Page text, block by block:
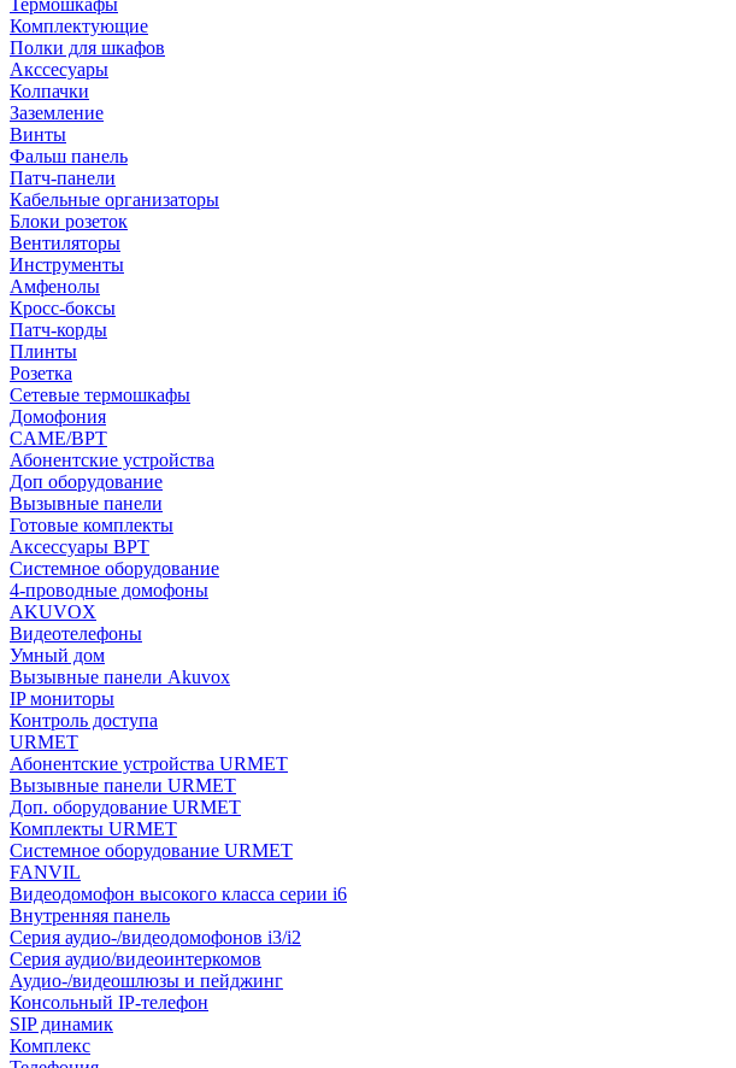
Термошкафы
Комплектующие
Полки для шкафов
Акссесуары
Колпачки
Заземление
Винты
Фальш панель
Патч-панели
Кабельные организаторы
Блоки розеток
Вентиляторы
Инструменты
Амфенолы
Кросс-боксы
Патч-корды
Плинты
Розетка
Сетевые термошкафы
Домофония
CAME/BPT
Абонентские устройства
Доп оборудование
Вызывные панели
Готовые комплекты
Аксессуары BPT
Системное оборудование
4-проводные домофоны
AKUVOX
Видеотелефоны
Умный дом
Вызывные панели Akuvox
IP мониторы
Контроль доступа
URMET
Абонентские устройства URMET
Вызывные панели URMET
Доп. оборудование URMET
Комплекты URMET
Системное оборудование URMET
FANVIL
Видеодомофон высокого класса серии i6
Внутренняя панель
Серия аудио-/видеодомофонов i3/i2
Серия аудио/видеоинтеркомов
Аудио-/видеошлюзы и пейджинг
Консольный IP-телефон
SIP динамик
Комплекс